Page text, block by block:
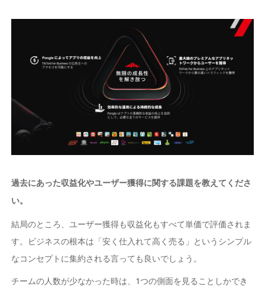
過去にあった収益化やユーザー獲得に関する課題を教えてくださ
い。
結局のところ、ユーザー獲得も収益化もすべて単価で評価されま
す。ビジネスの根本は「安く仕入れて高く売る」というシンプル
なコンセプトに集約される言っても良いでしょう。
チームの人数が少なかった時は、1つの側面を見ることしかでき